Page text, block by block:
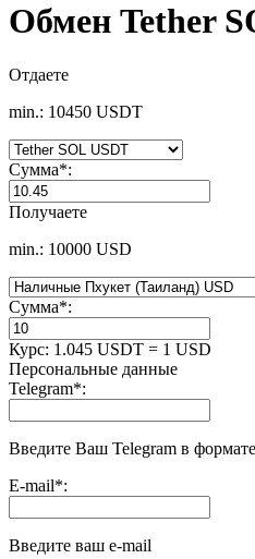
Обмен Tether
Отдаете
min.: 10450 USDT
Сумма*:
Получаете
min.: 10000 USD
Сумма*:
Курс: 1.045 USDT = 1 USD
Персональные данные
Telegram*:
Введите Ваш Telegram в
E-mail*:
Введите ваш e-mail